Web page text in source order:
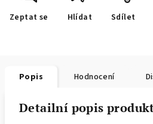
Zeptat se Hlídat Sdílet
Popis Hodnocení
Detailní popis